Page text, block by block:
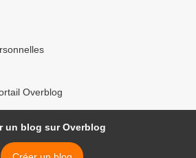
Overblog
un blog sur Overblog